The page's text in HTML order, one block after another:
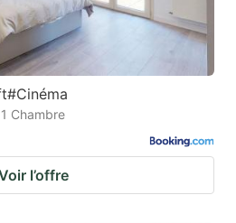
Chambre
l’offre